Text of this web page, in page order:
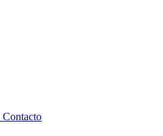
Contacto